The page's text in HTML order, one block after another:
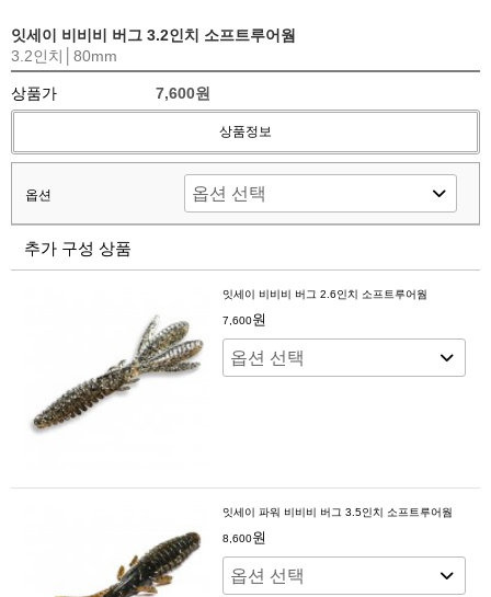
잇세이 비비비 버그 3.2인치 소프트루어웜
3.2인치│80mm
상품가 7,600원
상품정보
옵션
추가 구성 상품
잇세이 비비비 버그 2.6인치 소프트루어웜
7,600원
잇세이 파워 비비비 버그 3.5인치 소프트루어웜
8,600원